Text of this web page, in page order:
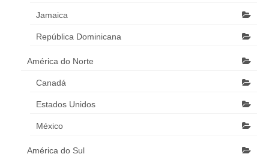
Jamaica
República Dominicana
América do Norte
Canadá
Estados Unidos
México
América do Sul